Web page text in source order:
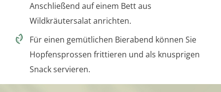
Anschließend auf einem Bett aus
Wildkräutersalat anrichten.
Für einen gemütlichen Bierabend können Sie
Hopfensprossen frittieren und als knusprigen
Snack servieren.